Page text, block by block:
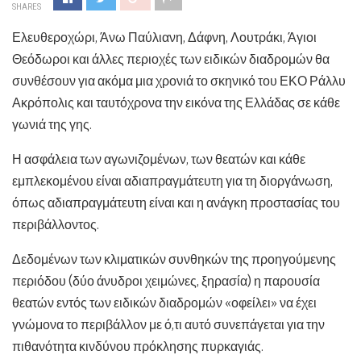
SHARES
Ελευθεροχώρι, Άνω Παύλιανη, Δάφνη, Λουτράκι, Άγιοι
Θεόδωροι και άλλες περιοχές των ειδικών διαδρομών θα
συνθέσουν για ακόμα μια χρονιά το σκηνικό του ΕΚΟ Ράλλυ
Ακρόπολις και ταυτόχρονα την εικόνα της Ελλάδας σε κάθε
γωνιά της γης.
Η ασφάλεια των αγωνιζομένων, των θεατών και κάθε
εμπλεκομένου είναι αδιαπραγμάτευτη για τη διοργάνωση,
όπως αδιαπραγμάτευτη είναι και η ανάγκη προστασίας του
περιβάλλοντος.
Δεδομένων των κλιματικών συνθηκών της προηγούμενης
περιόδου (δύο άνυδροι χειμώνες, ξηρασία) η παρουσία
θεατών εντός των ειδικών διαδρομών «οφείλει» να έχει
γνώμονα το περιβάλλον με ό,τι αυτό συνεπάγεται για την
πιθανότητα κινδύνου πρόκλησης πυρκαγιάς.